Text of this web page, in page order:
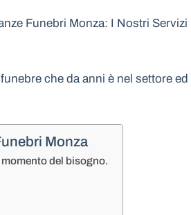
Funebri Monza: I Nostri
che da anni è nel settore
Monza
del bisogno.